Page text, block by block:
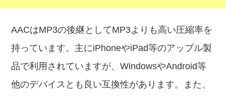
AACはMP3の後継としてMP3よりも高い圧縮率を
持っています。主にiPhoneやiPad等のアップル製
品で利用されていますが、WindowsやAndroid等
他のデバイスとも良い互換性があります。また、